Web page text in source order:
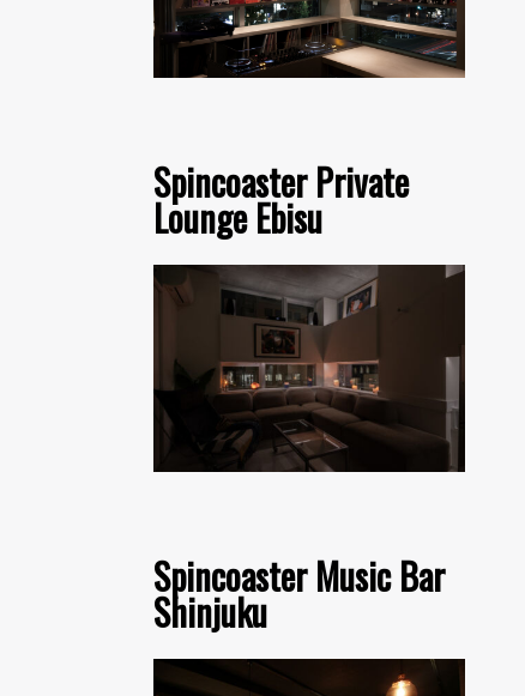
Spincoaster Private
Lounge Ebisu
Spincoaster Music Bar
Shinjuku